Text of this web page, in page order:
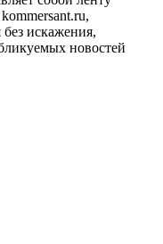
искажения,
новостей